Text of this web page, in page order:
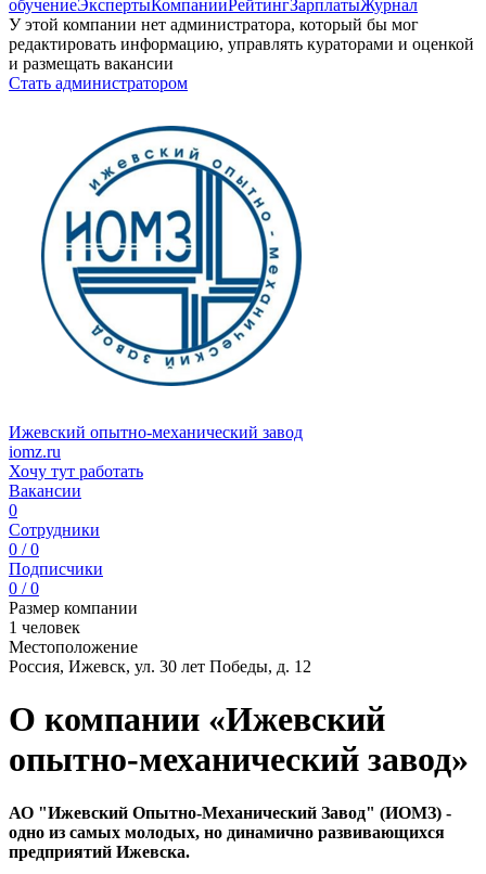
обучениеЭкспертыКомпанииРейтингЗарплатыЖурнал
У этой компании нет администратора, который бы мог
редактировать информацию, управлять кураторами и оценкой
и размещать вакансии
Стать администратором
Ижевский опытно-механический завод
iomz.ru
Хочу тут работать
Вакансии
0
Сотрудники
0 / 0
Подписчики
0 / 0
Размер компании
1 человек
Местоположение
Россия, Ижевск, ул. 30 лет Победы, д. 12
О компании «Ижевский
опытно-механический завод»
АО "Ижевский Опытно-Механический Завод" (ИОМЗ) -
одно из самых молодых, но динамично развивающихся
предприятий Ижевска.